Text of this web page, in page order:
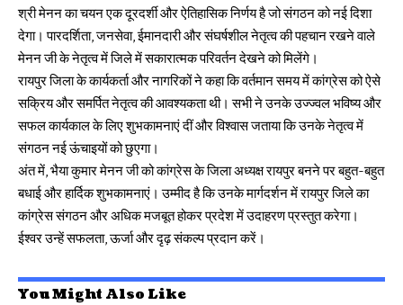
श्री मेनन का चयन एक दूरदर्शी और ऐतिहासिक निर्णय है जो संगठन को नई दिशा
देगा। पारदर्शिता, जनसेवा, ईमानदारी और संघर्षशील नेतृत्व की पहचान रखने वाले
मेनन जी के नेतृत्व में जिले में सकारात्मक परिवर्तन देखने को मिलेंगे।
रायपुर जिला के कार्यकर्ता और नागरिकों ने कहा कि वर्तमान समय में कांग्रेस को ऐसे
सक्रिय और समर्पित नेतृत्व की आवश्यकता थी। सभी ने उनके उज्ज्वल भविष्य और
सफल कार्यकाल के लिए शुभकामनाएं दीं और विश्वास जताया कि उनके नेतृत्व में
संगठन नई ऊंचाइयों को छुएगा।
अंत में, भैया कुमार मेनन जी को कांग्रेस के जिला अध्यक्ष रायपुर बनने पर बहुत-बहुत
बधाई और हार्दिक शुभकामनाएं। उम्मीद है कि उनके मार्गदर्शन में रायपुर जिले का
कांग्रेस संगठन और अधिक मजबूत होकर प्रदेश में उदाहरण प्रस्तुत करेगा।
ईश्वर उन्हें सफलता, ऊर्जा और दृढ़ संकल्प प्रदान करें।
You Might Also Like